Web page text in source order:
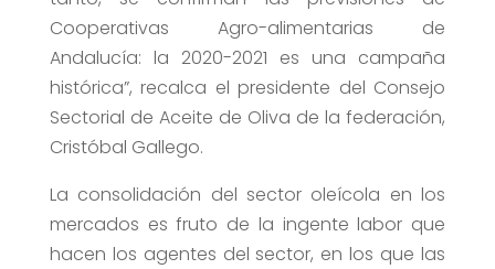
Cooperativas Agro-alimentarias de
Andalucía: la 2020-2021 es una campaña
histórica”, recalca el presidente del Consejo
Sectorial de Aceite de Oliva de la federación,
Cristóbal Gallego.
La consolidación del sector oleícola en los
mercados es fruto de la ingente labor que
hacen los agentes del sector, en los que las